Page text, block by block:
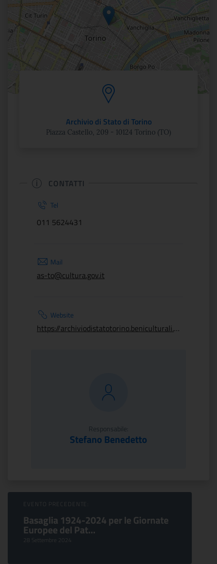
Archivio di Stato di Torino
Piazza Castello, 209 - 10124 Torino (TO)
CONTATTI
Tel
011 5624431
Mail
as-to@cultura.gov.it
Website
https://archiviodistatotorino.beniculturali.it/gli-eventi/gep-2024-sezione-corte/
Responsabile:
Stefano Benedetto
Sfoglia Eventi
EVENTO PRECEDENTE:
Basaglia 1924-2024 per le Giornate
Europee del Pat...
28 Settembre 2024